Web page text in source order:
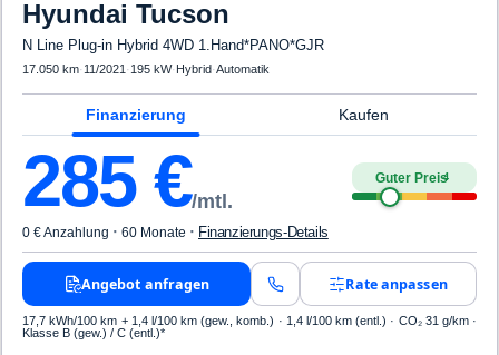
Hyundai Tucson
N Line Plug-in Hybrid 4WD 1.Hand*PANO*GJR
17.050 km· 11/2021 · 195 kW· Hybrid·Automatik
Finanzierung Kaufen
285€/mtl.
Guter Preis4
0 € Anzahlung · 60 Monate · Finanzierungs-Details
Angebot anfragen Rate anpassen
17,7 kWh/100 km + 1,4 l/100 km (gew., komb.) · 1,4 l/100 km (entl.) · CO₂ 31 g/km ·
Klasse B (gew.) / C (entl.)*